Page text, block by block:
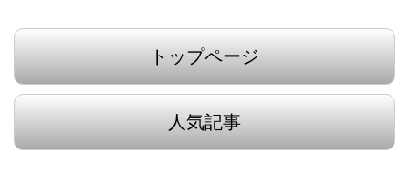
トップページ
人気記事